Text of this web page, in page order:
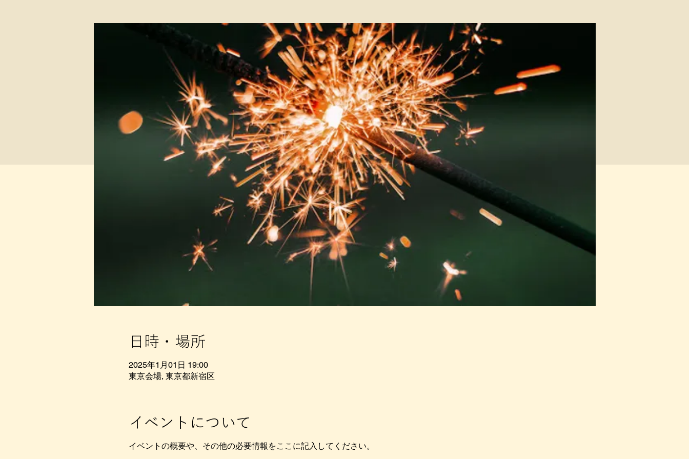
日時・場所
2025年1月01日 19:00
東京会場, 東京都新宿区
イベントについて
イベントの概要や、その他の必要情報をここに記入してください。